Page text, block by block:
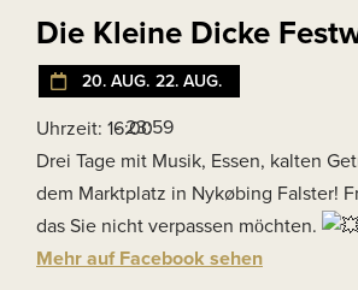
Die Kleine Dicke
20. AUG. 22. AUG.
Uhrzeit: 16:00
- 23:59
Drei Tage mit Musik, Essen, kalten
dem Marktplatz in Nykøbing Falster!
das Sie nicht verpassen möchten.
Mehr auf Facebook sehen